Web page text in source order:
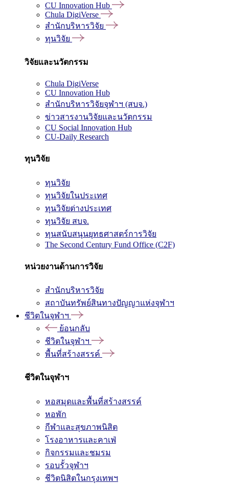
CU Innovation Hub
Chula DigiVerse
สำนักบริหารวิจัย
ทุนวิจัย
วิจัยและนวัตกรรม
Chula DigiVerse
CU Innovation Hub
สำนักบริหารวิจัยจุฬาฯ (สบจ.)
ข่าวสารงานวิจัยและนวัตกรรม
CU Social Innovation Hub
CU-Daily Research
ทุนวิจัย
ทุนวิจัย
ทุนวิจัยในประเทศ
ทุนวิจัยต่างประเทศ
ทุนวิจัย สบจ.
ทุนสนับสนุนยุทธศาสตร์การวิจัย
The Second Century Fund Office (C2F)
หน่วยงานด้านการวิจัย
สำนักบริหารวิจัย
สถาบันทรัพย์สินทางปัญญาแห่งจุฬาฯ
ชีวิตในจุฬาฯ
ย้อนกลับ
ชีวิตในจุฬาฯ
พื้นที่สร้างสรรค์
ชีวิตในจุฬาฯ
หอสมุดและพื้นที่สร้างสรรค์
หอพัก
กีฬาและสุขภาพนิสิต
โรงอาหารและคาเฟ่
กิจกรรมและชมรม
รอบรั้วจุฬาฯ
ชีวิตนิสิตในกรุงเทพฯ